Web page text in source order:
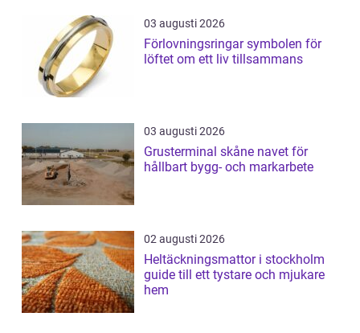
03 augusti 2026
Förlovningsringar symbolen för
löftet om ett liv tillsammans
03 augusti 2026
Grusterminal skåne navet för
hållbart bygg- och markarbete
02 augusti 2026
Heltäckningsmattor i stockholm
guide till ett tystare och mjukare
hem